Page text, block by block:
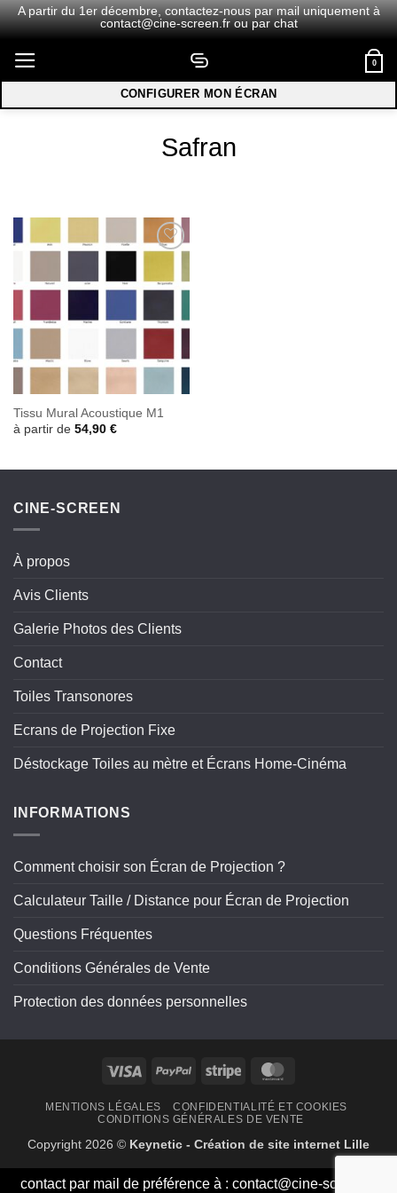
A partir du 1er décembre,contactez-nouspar mail uniquement à
contact@cine-screen.frou par chat
Passer
0
CONFIGURER MON ÉCRAN
Safran
wishlist
Tissu Mural Acoustique M1
à partir de 54,90 €
CINE-SCREEN
À propos
Avis Clients
Galerie Photos des Clients
Contact
Toiles Transonores
Ecrans de Projection Fixe
Déstockage Toiles au mètre et Écrans Home-Cinéma
INFORMATIONS
Comment choisir son Écran de Projection ?
Calculateur Taille / Distance pour Écran de Projection
Questions Fréquentes
Conditions Générales de Vente
Protection des données personnelles
Visa PayPal Stripe
MENTIONS LÉGALES
CONFIDENTIALITÉ ET COOKIES
CONDITIONS GÉNÉRALES DE VENTE
Copyright 2026 © Keynetic - Création de site internet Lille
contact par mail de préférence à : contact@cine-screen.fr